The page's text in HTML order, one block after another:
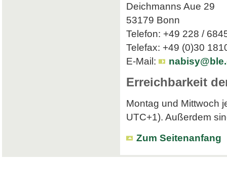
Deichmanns Aue 29
53179 Bonn
Telefon: +49 228 /
Telefax: +49 (0)30
E-Mail:
Erreichbarkeit
Montag und Mittwoch
UTC+1). Außerdem
Zum Seitenanfang